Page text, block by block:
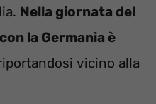
Nella giornata del
la Germania è
vicino alla